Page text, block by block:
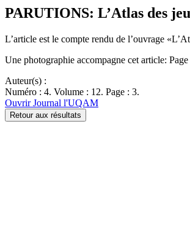
PARUTIONS: L’Atlas des
L’article est le compte rendu de l’ouvrage
Une photographie accompagne cet article:
Auteur(s) :
Numéro : 4. Volume : 12. Page : 3.
Ouvrir Journal l'UQAM
Retour aux résultats